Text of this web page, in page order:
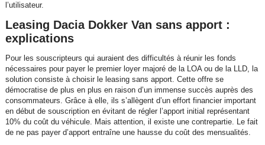
l’utilisateur.
Leasing Dacia Dokker Van sans apport :
explications
Pour les souscripteurs qui auraient des difficultés à réunir les fonds
nécessaires pour payer le premier loyer majoré de la LOA ou de la LLD, la
solution consiste à choisir le leasing sans apport. Cette offre se
démocratise de plus en plus en raison d’un immense succès auprès des
consommateurs. Grâce à elle, ils s’allègent d’un effort financier important
en début de souscription en évitant de régler l’apport initial représentant
10% du coût du véhicule. Mais attention, il existe une contrepartie. Le fait
de ne pas payer d’apport entraîne une hausse du coût des mensualités.